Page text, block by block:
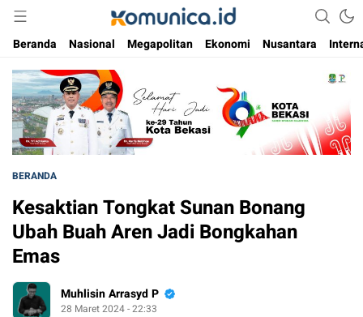
Komunica
Media Informasi Masa Kini
Beranda
Nasional Megapolitan Ekonomi Nusantara
BERANDA
Kesaktian Tongkat Sunan Bonang
Ubah Buah Aren Jadi Bongkahan
Emas
Muhlisin Arrasyd P
28 Maret 2024 - 22:33